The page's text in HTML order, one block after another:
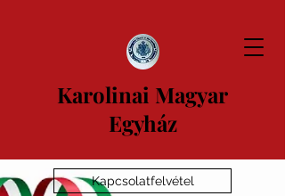
Karolinai Magyar
Egyház
Kapcsolatfelvétel